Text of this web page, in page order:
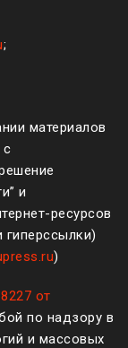
;
материалов
с
и
ресурсов
гиперссылки)
)
от
по надзору в
и массовых